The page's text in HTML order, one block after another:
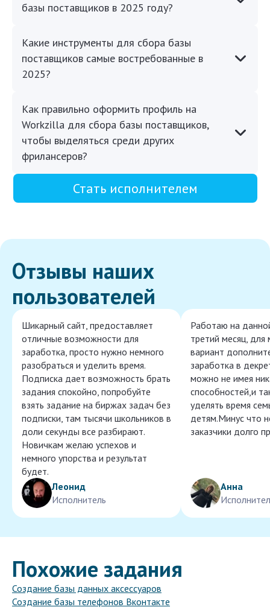
базы поставщиков в 2025 году?
Какие инструменты для сбора базы
поставщиков самые востребованные в
2025?
Как правильно оформить профиль на
Workzilla для сбора базы поставщиков,
чтобы выделяться среди других
фрилансеров?
Стать исполнителем
Отзывы наших
пользователей
Шикарный сайт, предоставляет
отличные возможности для
заработка, просто нужно немного
разобраться и уделить время.
Подписка дает возможность брать
задания спокойно, попробуйте
взять задание на биржах задач без
подписки, там тысячи школьников в
доли секунды все разбирают.
Новичкам желаю успехов и
немного упорства и результат
будет.
Леонид
Исполнитель
Работаю на
третий месяц, для
вариант
заработка в
можно не имея
способностей,и
уделять время
детям.Минус что
заказчики долго
Анна
Похожие задания
Создание базы данных аксессуаров
Создание базы телефонов Вконтакте